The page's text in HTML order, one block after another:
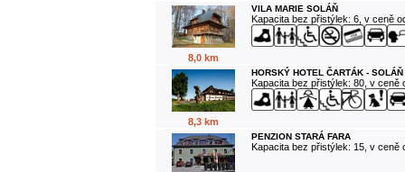
8,0 km
VILA MARIE SOLÁŇ
Kapacita bez přistýlek: 6, v ceně
8,3 km
HORSKÝ HOTEL ČARTÁK - SOLÁŇ
Kapacita bez přistýlek: 80, v ceně
PENZION STARÁ FARA
Kapacita bez přistýlek: 15, v ceně